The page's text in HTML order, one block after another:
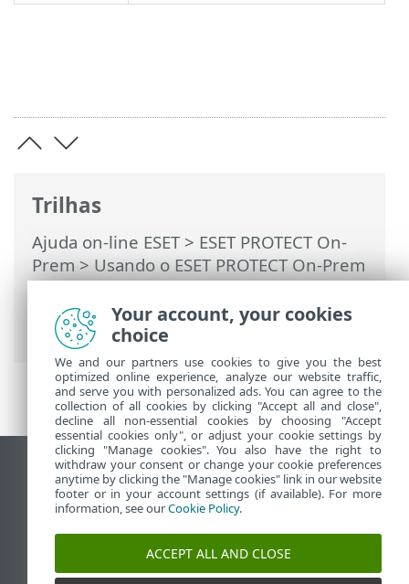
Trilhas
Ajuda on-line ESET> ESET PROTECT On-
Prem>Usando o ESET PROTECT On-Prem
>ESET PROTECT On-Prem Menu principal
Tarefas >Tipos de acionadores de
tarefas> Intervalo de Expressão CRON
Ver site para desktop
End of Life
Base de conhecimento ESET
Fórum ESET
ESET Status Portal
Your account, your cookies
choice
We and our partners use cookies to give you the best
optimized online experience, analyze our website traffic,
and serve you with personalized ads. You can agree to the
collection of all cookies by clicking "Accept all and close",
decline all non-essential cookies by choosing "Accept
essential cookies only", or adjust your cookie settings by
clicking "Manage cookies". You also have the right to
withdraw your consent or change your cookie preferences
anytime by clicking the "Manage cookies" link in our website
footer or in your account settings (if available). For more
information, see ourCookie Policy.
ACCEPT ALL AND CLOSE